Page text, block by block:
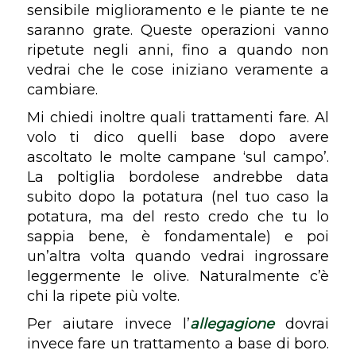
sensibile miglioramento e le piante te ne
saranno grate. Queste operazioni vanno
ripetute negli anni, fino a quando non
vedrai che le cose iniziano veramente a
cambiare.
Mi chiedi inoltre quali trattamenti fare. Al
volo ti dico quelli base dopo avere
ascoltato le molte campane ‘sul campo’.
La poltiglia bordolese andrebbe data
subito dopo la potatura (nel tuo caso la
potatura, ma del resto credo che tu lo
sappia bene, è fondamentale) e poi
un’altra volta quando vedrai ingrossare
leggermente le olive. Naturalmente c’è
chi la ripete più volte.
Per aiutare invece l’allegagionedovrai
invece fare un trattamento a base di boro.